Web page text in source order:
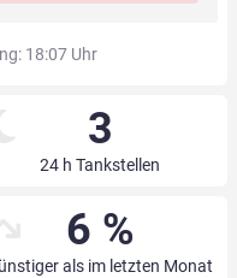
18:07 Uhr
3
24 h Tankstellen
6 %
als im letzten Monat